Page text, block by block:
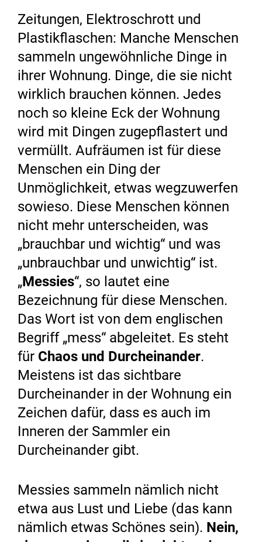
Zeitungen, Elektroschrott und
Plastikflaschen: Manche Menschen
sammeln ungewöhnliche Dinge in
ihrer Wohnung. Dinge, die sie nicht
wirklich brauchen können. Jedes
noch so kleine Eck der Wohnung
wird mit Dingen zugepflastert und
vermüllt. Aufräumen ist für diese
Menschen ein Ding der
Unmöglichkeit, etwas wegzuwerfen
sowieso. Diese Menschen können
nicht mehr unterscheiden, was
„brauchbar und wichtig“ und was
„unbrauchbar und unwichtig“ ist.
„Messies“, so lautet eine
Bezeichnung für diese Menschen.
Das Wort ist von dem englischen
Begriff „mess“ abgeleitet. Es steht
für Chaos und Durcheinander.
Meistens ist das sichtbare
Durcheinander in der Wohnung ein
Zeichen dafür, dass es auch im
Inneren der Sammler ein
Durcheinander gibt.
Messies sammeln nämlich nicht
etwa aus Lust und Liebe (das kann
nämlich etwas Schönes sein). Nein,